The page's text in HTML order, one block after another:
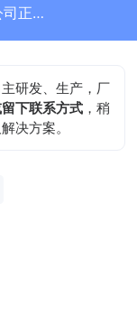
山东天合环境科技有限公司正在为您服务
研发、生产，厂
下联系方式 ，稍
决方案。